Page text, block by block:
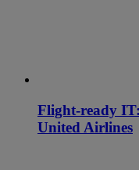
Flight-ready
United Airlines